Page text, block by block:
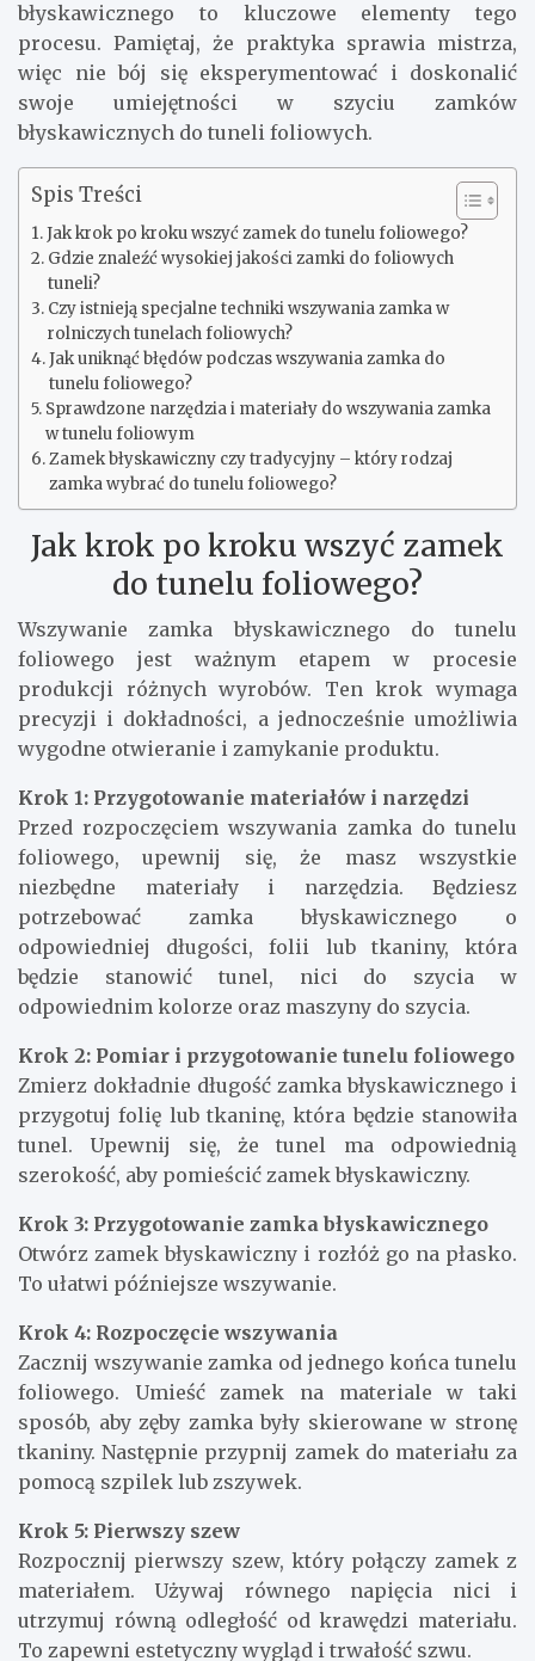
błyskawicznego to kluczowe elementy tego
procesu. Pamiętaj, że praktyka sprawia mistrza,
więc nie bój się eksperymentować i doskonalić
swoje umiejętności w szyciu zamków
błyskawicznych do tuneli foliowych.
Spis Treści
Jak krok po kroku wszyć zamek do tunelu foliowego?
Gdzie znaleźć wysokiej jakości zamki do foliowych
tuneli?
Czy istnieją specjalne techniki wszywania zamka w
rolniczych tunelach foliowych?
Jak uniknąć błędów podczas wszywania zamka do
tunelu foliowego?
Sprawdzone narzędzia i materiały do wszywania zamka
w tunelu foliowym
Zamek błyskawiczny czy tradycyjny – który rodzaj
zamka wybrać do tunelu foliowego?
Jak krok po kroku wszyć zamek
do tunelu foliowego?
Wszywanie zamka błyskawicznego do tunelu
foliowego jest ważnym etapem w procesie
produkcji różnych wyrobów. Ten krok wymaga
precyzji i dokładności, a jednocześnie umożliwia
wygodne otwieranie i zamykanie produktu.
Krok 1: Przygotowanie materiałów i narzędzi
Przed rozpoczęciem wszywania zamka do tunelu
foliowego, upewnij się, że masz wszystkie
niezbędne materiały i narzędzia. Będziesz
potrzebować zamka błyskawicznego o
odpowiedniej długości, folii lub tkaniny, która
będzie stanowić tunel, nici do szycia w
odpowiednim kolorze oraz maszyny do szycia.
Krok 2: Pomiar i przygotowanie tunelu foliowego
Zmierz dokładnie długość zamka błyskawicznego i
przygotuj folię lub tkaninę, która będzie stanowiła
tunel. Upewnij się, że tunel ma odpowiednią
szerokość, aby pomieścić zamek błyskawiczny.
Krok 3: Przygotowanie zamka błyskawicznego
Otwórz zamek błyskawiczny i rozłóż go na płasko.
To ułatwi późniejsze wszywanie.
Krok 4: Rozpoczęcie wszywania
Zacznij wszywanie zamka od jednego końca tunelu
foliowego. Umieść zamek na materiale w taki
sposób, aby zęby zamka były skierowane w stronę
tkaniny. Następnie przypnij zamek do materiału za
pomocą szpilek lub zszywek.
Krok 5: Pierwszy szew
Rozpocznij pierwszy szew, który połączy zamek z
materiałem. Używaj równego napięcia nici i
utrzymuj równą odległość od krawędzi materiału.
To zapewni estetyczny wygląd i trwałość szwu.